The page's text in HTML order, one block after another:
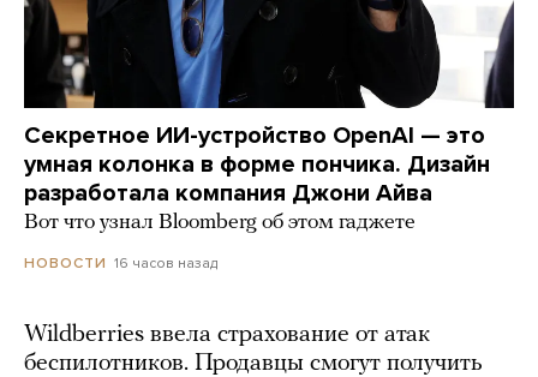
Секретное ИИ-устройство OpenAI — это
умная колонка в форме пончика. Дизайн
разработала компания Джони Айва
Вот что узнал Bloomberg об этом гаджете
НОВОСТИ 16 часов назад
Wildberries ввела страхование от атак
беспилотников. Продавцы смогут получить